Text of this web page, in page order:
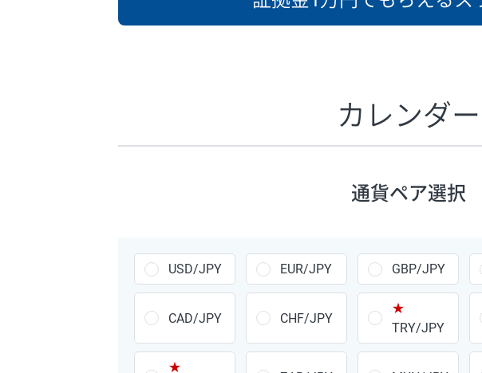
あたりの
ポイント
GBP/JPY 170円
AUD/JPY 106円
NZD/JPY 28円
カレンダー
通貨ペア選択
USD/JPY EUR/JPY GBP/JPY
CAD/JPY CHF/JPY
★
TRY/JPY
★